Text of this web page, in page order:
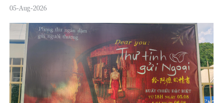
05-Aug-2026